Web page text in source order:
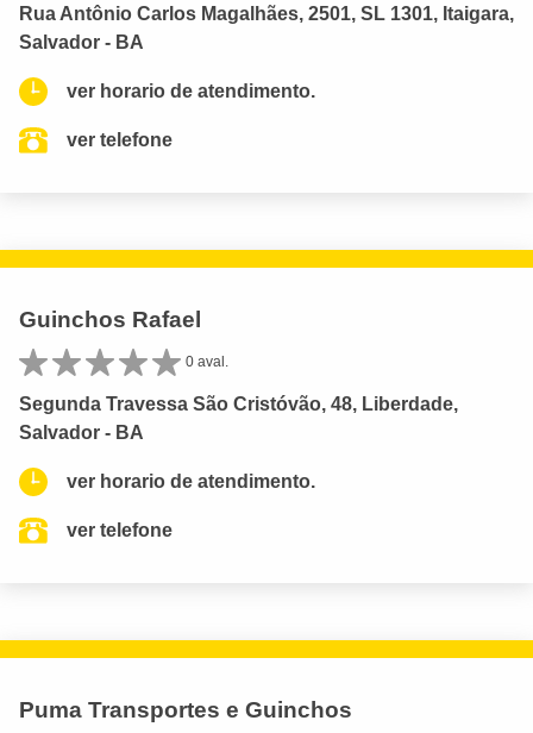
Rua Antônio Carlos Magalhães, 2501, SL 1301, Itaigara,
Salvador - BA
ver horario de atendimento.
ver telefone
Guinchos Rafael
0 aval.
Segunda Travessa São Cristóvão, 48, Liberdade,
Salvador - BA
ver horario de atendimento.
ver telefone
Puma Transportes e Guinchos